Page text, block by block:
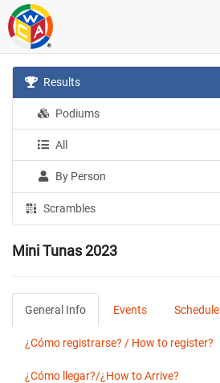
Results
Podiums
All
By Person
Scrambles
Mini Tunas 2023
General Info Events Schedule
¿Cómo registrarse? / How to register?
¿Cómo llegar?/¿How to Arrive?